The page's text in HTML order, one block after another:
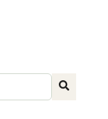
recurso de